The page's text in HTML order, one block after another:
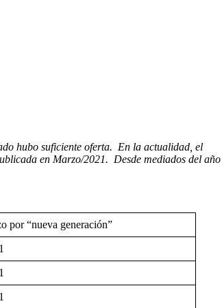
hubo suficiente oferta. En la actualidad, el
en Marzo/2021. Desde mediados del año
por “nueva generación”